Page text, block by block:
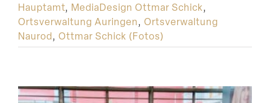
Hauptamt, MediaDesign Ottmar Schick,
Ortsverwaltung Auringen, Ortsverwaltung
Naurod, Ottmar Schick (Fotos)